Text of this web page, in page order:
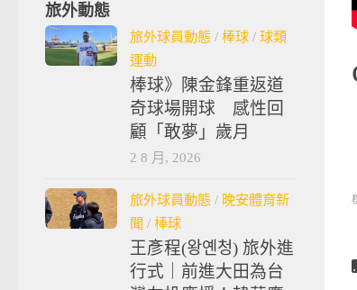
旅外動態
旅外球員動態 / 棒球 / 球類
運動
棒球》陳金鋒重返道
奇球場開球 感性回
顧「敢夢」歲月
2 8 月, 2026
旅外球員動態 / 晚安體育新
聞 / 棒球
王彥程(왕옌청) 旅外進
行式｜前進大田為台